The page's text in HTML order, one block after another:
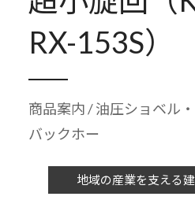
RX-153S）
商品案内/油圧ショベル
バックホー
地域の産業を支える